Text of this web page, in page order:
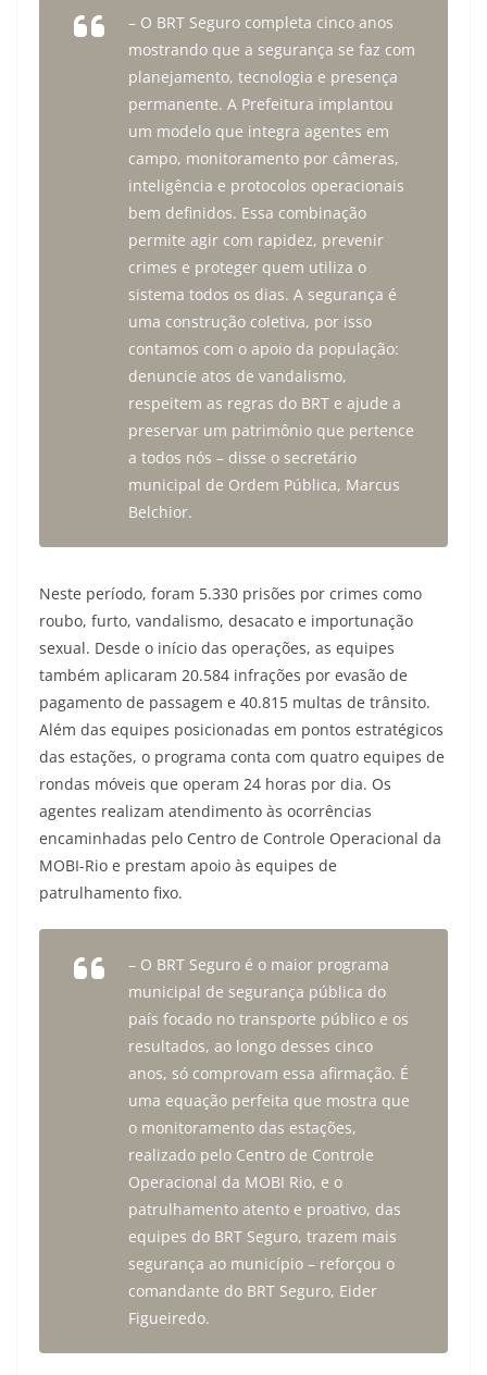
– O BRT Seguro completa cinco anos
mostrando que a segurança se faz com
planejamento, tecnologia e presença
permanente. A Prefeitura implantou
um modelo que integra agentes em
campo, monitoramento por câmeras,
inteligência e protocolos operacionais
bem definidos. Essa combinação
permite agir com rapidez, prevenir
crimes e proteger quem utiliza o
sistema todos os dias. A segurança é
uma construção coletiva, por isso
contamos com o apoio da população:
denuncie atos de vandalismo,
respeitem as regras do BRT e ajude a
preservar um patrimônio que pertence
a todos nós – disse o secretário
municipal de Ordem Pública, Marcus
Belchior.
Neste período, foram 5.330 prisões por crimes como
roubo, furto, vandalismo, desacato e importunação
sexual. Desde o início das operações, as equipes
também aplicaram 20.584 infrações por evasão de
pagamento de passagem e 40.815 multas de trânsito.
Além das equipes posicionadas em pontos estratégicos
das estações, o programa conta com quatro equipes de
rondas móveis que operam 24 horas por dia. Os
agentes realizam atendimento às ocorrências
encaminhadas pelo Centro de Controle Operacional da
MOBI-Rio e prestam apoio às equipes de
patrulhamento fixo.
– O BRT Seguro é o maior programa
municipal de segurança pública do
país focado no transporte público e os
resultados, ao longo desses cinco
anos, só comprovam essa afirmação. É
uma equação perfeita que mostra que
o monitoramento das estações,
realizado pelo Centro de Controle
Operacional da MOBI Rio, e o
patrulhamento atento e proativo, das
equipes do BRT Seguro, trazem mais
segurança ao município – reforçou o
comandante do BRT Seguro, Eider
Figueiredo.